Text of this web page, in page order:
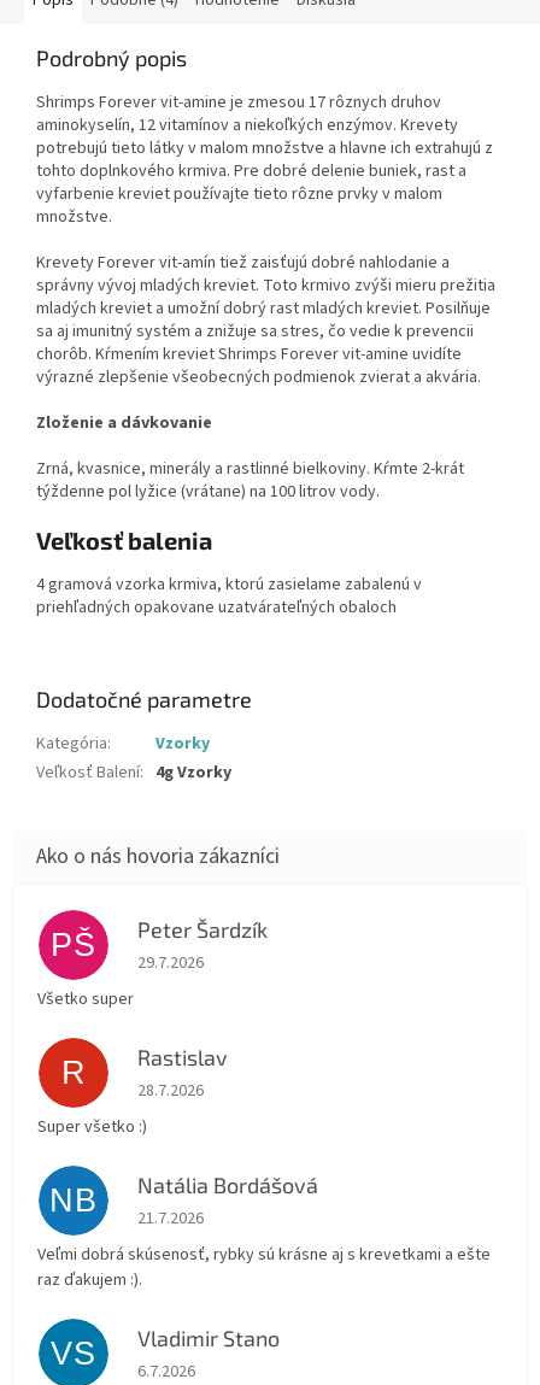
Podrobný popis
Shrimps Forever vit-amine je zmesou 17 rôznych druhov
aminokyselín, 12 vitamínov a niekoľkých enzýmov. Krevety
potrebujú tieto látky v malom množstve a hlavne ich extrahujú z
tohto doplnkového krmiva. Pre dobré delenie buniek, rast a
vyfarbenie kreviet používajte tieto rôzne prvky v malom
množstve.
Krevety Forever vit-amín tiež zaisťujú dobré nahlodanie a
správny vývoj mladých kreviet. Toto krmivo zvýši mieru prežitia
mladých kreviet a umožní dobrý rast mladých kreviet. Posilňuje
sa aj imunitný systém a znižuje sa stres, čo vedie k prevencii
chorôb. Kŕmením kreviet Shrimps Forever vit-amine uvidíte
výrazné zlepšenie všeobecných podmienok zvierat a akvária.
Zloženie a dávkovanie
Zrná, kvasnice, minerály a rastlinné bielkoviny. Kŕmte 2-krát
týždenne pol lyžice (vrátane) na 100 litrov vody.
Veľkosť balenia
4 gramová vzorka krmiva, ktorú zasielame zabalenú v
priehľadných opakovane uzatvárateľných obaloch
Dodatočné parametre
Kategória:
Vzorky
Veľkosť Balení: 4g Vzorky
PŠ Peter Šardzík
Hodnotenie obchodu je 5 z 5 hviezdičiek.
29.7.2026
Všetko super
R Rastislav
Hodnotenie obchodu je 5 z 5 hviezdičiek.
28.7.2026
Super všetko :)
NB Natália Bordášová
Hodnotenie obchodu je 5 z 5 hviezdičiek.
21.7.2026
Veľmi dobrá skúsenosť, rybky sú krásne aj s krevetkami a ešte
raz ďakujem :).
VS Vladimir Stano
Hodnotenie obchodu je 5 z 5 hviezdičiek.
6.7.2026